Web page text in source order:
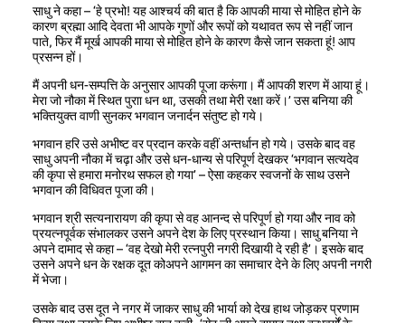
साधु ने कहा – ‘हे प्रभो! यह आश्चर्य की बात है कि आपकी माया से मोहित होने के
कारण ब्रह्मा आदि देवता भी आपके गुणों और रूपों को यथावत रूप से नहीं जान
पाते, फिर मैं मूर्ख आपकी माया से मोहित होने के कारण कैसे जान सकता हूं! आप
प्रसन्न हों।
मैं अपनी धन-सम्पत्ति के अनुसार आपकी पूजा करूंगा। मैं आपकी शरण में आया हूं।
मेरा जो नौका में स्थित पुराा धन था, उसकी तथा मेरी रक्षा करें।’ उस बनिया की
भक्तियुक्त वाणी सुनकर भगवान जनार्दन संतुष्ट हो गये।
भगवान हरि उसे अभीष्ट वर प्रदान करके वहीं अन्तर्धान हो गये। उसके बाद वह
साधु अपनी नौका में चढ़ा और उसे धन-धान्य से परिपूर्ण देखकर ‘भगवान सत्यदेव
की कृपा से हमारा मनोरथ सफल हो गया’ – ऐसा कहकर स्वजनों के साथ उसने
भगवान की विधिवत पूजा की।
भगवान श्री सत्यनारायण की कृपा से वह आनन्द से परिपूर्ण हो गया और नाव को
प्रयत्नपूर्वक संभालकर उसने अपने देश के लिए प्रस्थान किया। साधु बनिया ने
अपने दामाद से कहा – ‘वह देखो मेरी रत्नपुरी नगरी दिखायी दे रही है’। इसके बाद
उसने अपने धन के रक्षक दूत कोअपने आगमन का समाचार देने के लिए अपनी नगरी
में भेजा।
उसके बाद उस दूत ने नगर में जाकर साधु की भार्या को देख हाथ जोड़कर प्रणाम